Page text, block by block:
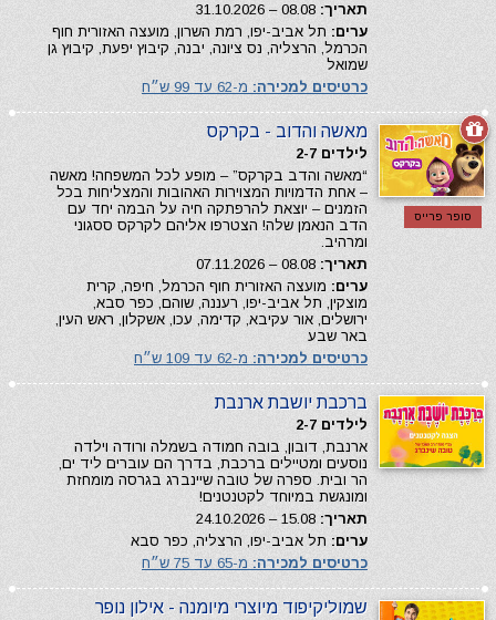
תאריך:
ערים: תל אביב-יפו, רמת השרון, מועצה האזורית חוף
הכרמל, הרצליה, נס ציונה, יבנה, קיבוץ יפעת, קיבוץ גן
שמואל
כרטיסים למכירה: מ-62 עד 99 ש״ח
סופר פרייס
מאשה והדוב - בקרקס
לילדים 2-7
“מאשה והדב בקרקס” – מופע לכל המשפחה! מאשה
– אחת הדמויות המצוירות האהובות והמצליחות בכל
הזמנים – יוצאת להרפתקה חיה על הבמה יחד עם
הדב הנאמן שלה! הצטרפו אליהם לקרקס ססגוני
ומרהיב.
תאריך:
ערים: מועצה האזורית חוף הכרמל, חיפה, קרית
מוצקין, תל אביב-יפו, רעננה, שוהם, כפר סבא,
ירושלים, אור עקיבא, קדימה, עכו, אשקלון, ראש העין,
באר שבע
כרטיסים למכירה: מ-62 עד 109 ש״ח
ברכבת יושבת ארנבת
לילדים 2-7
ארנבת, דובון, בובה חמודה בשמלה ורודה וילדה
נוסעים ומטיילים ברכבת, בדרך הם עוברים ליד ים,
הר ובית. ספרה של טובה שיינברג בגרסה מומחזת
ומונגשת במיוחד לקטנטנים!
תאריך:
ערים: תל אביב-יפו, הרצליה, כפר סבא
כרטיסים למכירה: מ-65 עד 75 ש״ח
שמוליקיפוד מיוצרי מיומנה - אילון נופר